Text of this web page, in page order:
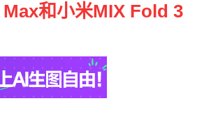
和小米MIX Fold 3